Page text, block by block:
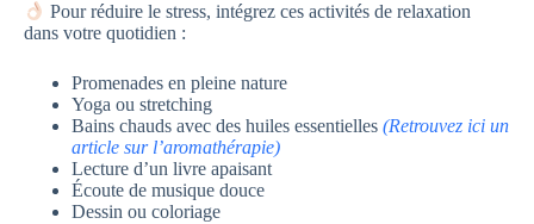
Pour réduire le stress, intégrez ces activités de relaxation
dans votre quotidien :
Promenades en pleine nature
Yoga ou stretching
Bains chauds avec des huiles essentielles (Retrouvez ici un
article sur l’aromathérapie)
Lecture d’un livre apaisant
Écoute de musique douce
Dessin ou coloriage